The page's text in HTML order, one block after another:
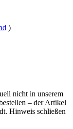
)
nicht in unserem
– der Artikel
Hinweis schließen